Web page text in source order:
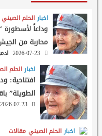
اخبار الحلم الصيني
وداعاً لأسطورة
محاربة من الجيش
2026-07-23
اخبار الحلم
افتتاحية:
الطويلة”
2026-07-23
اخبار الحلم الصيني مقالات